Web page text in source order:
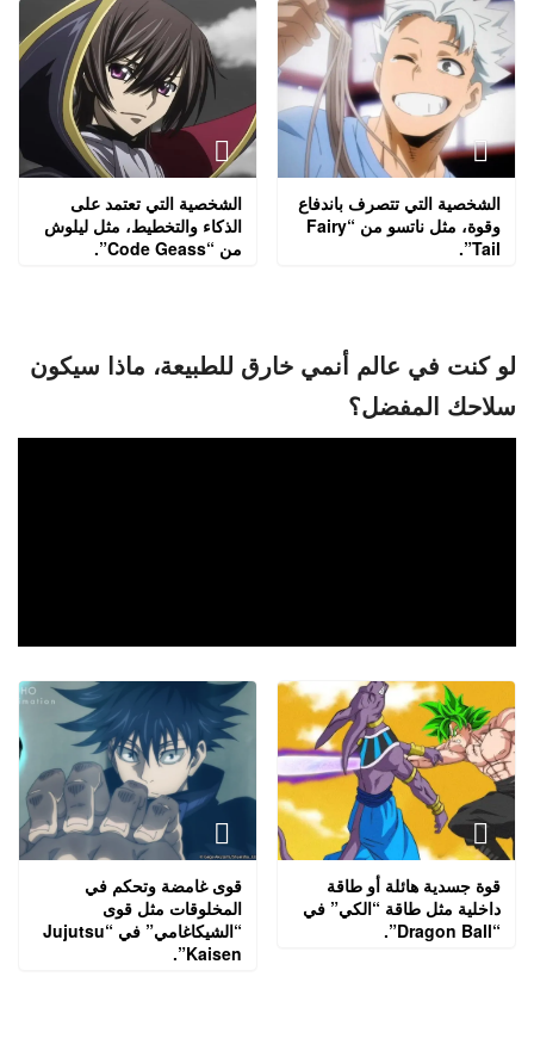
الشخصية التي تتصرف باندفاع
وقوة، مثل ناتسو من “Fairy
Tail”.
الشخصية التي تعتمد على
الذكاء والتخطيط، مثل ليلوش
من “Code Geass”.
لو كنت في عالم أنمي خارق للطبيعة، ماذا سيكون
سلاحك المفضل؟
قوة جسدية هائلة أو طاقة
داخلية مثل طاقة “الكي” في
“Dragon Ball”.
قوى غامضة وتحكم في
المخلوقات مثل قوى
“الشيكاغامي” في “Jujutsu
Kaisen”.